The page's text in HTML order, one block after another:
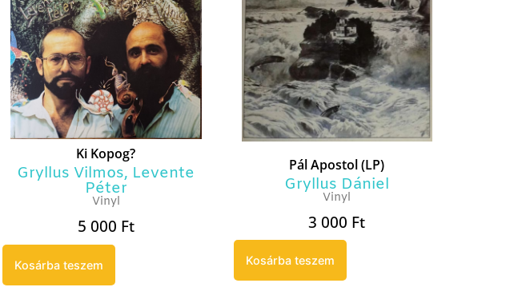
Ki Kopog?
Gryllus Vilmos, Levente
Péter
Vinyl
5 000 Ft
Kosárba teszem
Pál Apostol (LP)
Gryllus Dániel
Vinyl
3 000 Ft
Kosárba teszem